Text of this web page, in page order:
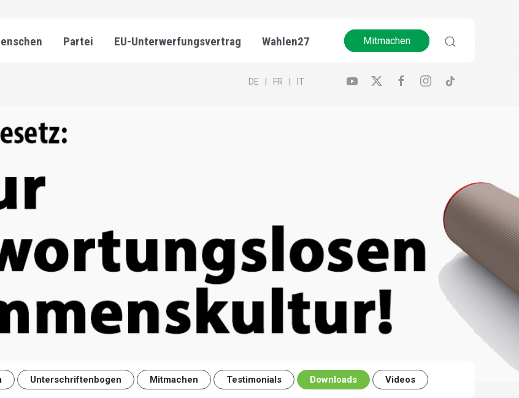
Partei EU-Unterwerfungsvertrag Wahlen27 Mitmachen
DE FR IT
Unterschriftenbogen Mitmachen Testimonials Downloads Videos